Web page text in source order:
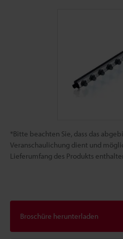
*Bitte beachten Sie, dass das
Veranschaulichung dient und
Lieferumfang des Produkts
Broschüre herunterladen